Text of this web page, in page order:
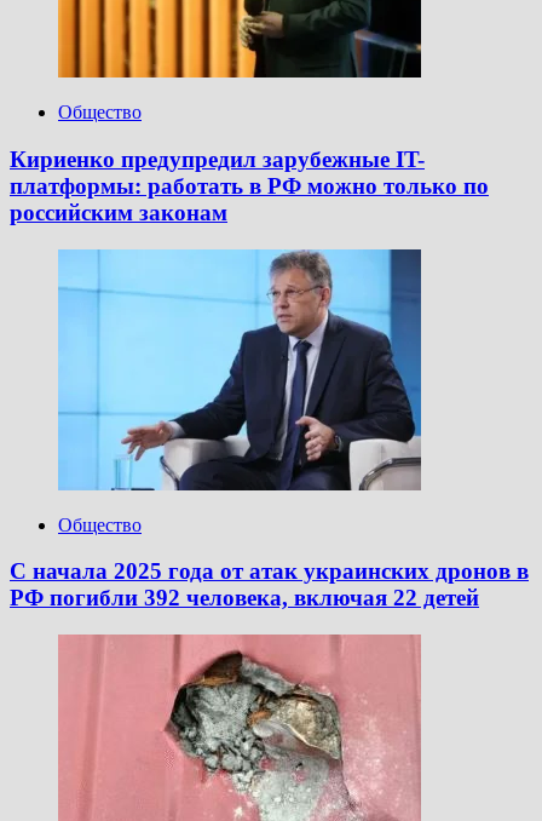
Общество
Кириенко предупредил зарубежные IT-
платформы: работать в РФ можно только по
российским законам
Общество
С начала 2025 года от атак украинских дронов в
РФ погибли 392 человека, включая 22 детей